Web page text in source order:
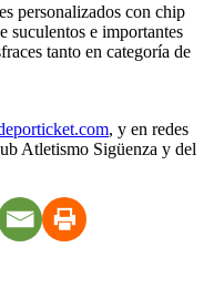
personalizados con chip
suculentos e importantes
tanto en categoría de
, y en redes
Atletismo Sigüenza y del